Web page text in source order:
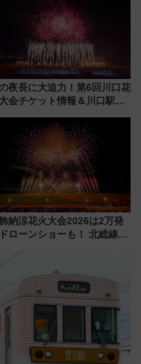
夜長に大迫力！第6回川口花
会チケット情報＆川口駅か
納涼花火大会2026は2万発
ローンショーも！ 北総線を
、観覧スポット情報と周辺観
まとめ（7/28開催）